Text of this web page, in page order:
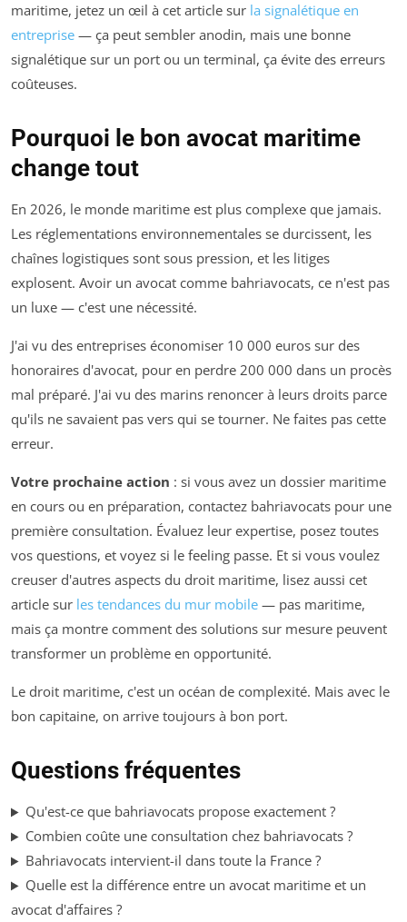
maritime, jetez un œil à cet article sur la signalétique en
entreprise — ça peut sembler anodin, mais une bonne
signalétique sur un port ou un terminal, ça évite des erreurs
coûteuses.
Pourquoi le bon avocat maritime
change tout
En 2026, le monde maritime est plus complexe que jamais.
Les réglementations environnementales se durcissent, les
chaînes logistiques sont sous pression, et les litiges
explosent. Avoir un avocat comme bahriavocats, ce n'est pas
un luxe — c'est une nécessité.
J'ai vu des entreprises économiser 10 000 euros sur des
honoraires d'avocat, pour en perdre 200 000 dans un procès
mal préparé. J'ai vu des marins renoncer à leurs droits parce
qu'ils ne savaient pas vers qui se tourner. Ne faites pas cette
erreur.
Votre prochaine action : si vous avez un dossier maritime
en cours ou en préparation, contactez bahriavocats pour une
première consultation. Évaluez leur expertise, posez toutes
vos questions, et voyez si le feeling passe. Et si vous voulez
creuser d'autres aspects du droit maritime, lisez aussi cet
article sur les tendances du mur mobile — pas maritime,
mais ça montre comment des solutions sur mesure peuvent
transformer un problème en opportunité.
Le droit maritime, c'est un océan de complexité. Mais avec le
bon capitaine, on arrive toujours à bon port.
Questions fréquentes
Qu'est-ce que bahriavocats propose exactement ?
Combien coûte une consultation chez bahriavocats ?
Bahriavocats intervient-il dans toute la France ?
Quelle est la différence entre un avocat maritime et un
avocat d'affaires ?